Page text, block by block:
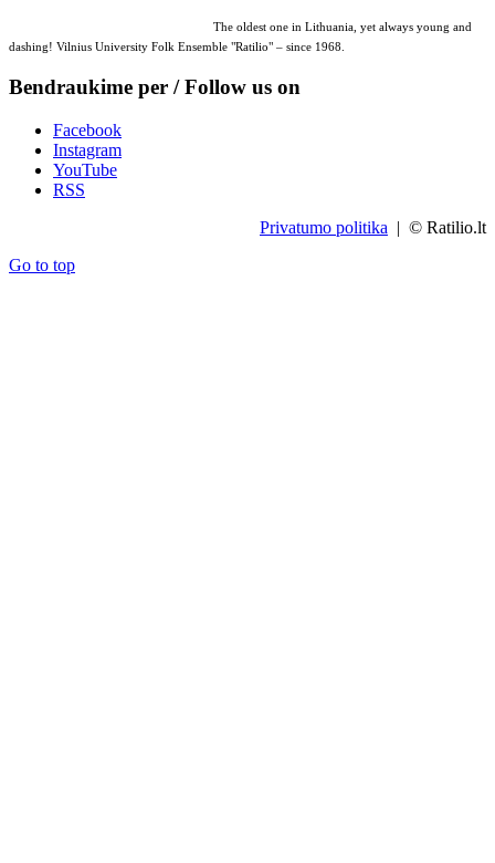
The oldest one in Lithuania, yet always young and
dashing! Vilnius University Folk Ensemble "Ratilio" – since 1968.
Bendraukime per / Follow us on
Facebook
Instagram
YouTube
RSS
Privatumo politika | © Ratilio.lt
Go to top